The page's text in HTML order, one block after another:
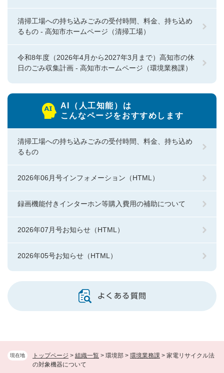
現在地 トップページ > 組織一覧 > 環境部 > 環境業務課 > 家電リサイクル法
の対象機器について
清掃工場への持ち込みごみの受付時間、料金、持ち込め
るもの - 高知市ホームページ（清掃工場）
令和8年度（2026年4月から2027年3月まで）高知市の休
日のごみ収集計画 - 高知市ホームページ（環境業務課）
AI（人工知能）は
こんなページをおすすめします
清掃工場への持ち込みごみの受付時間、料金、持ち込め
るもの
2026年06月号インフォメーション（HTML）
録画機能付きインターホン等購入費用の補助について
2026年07月号お知らせ（HTML）
2026年05号お知らせ（HTML）
よくある質問